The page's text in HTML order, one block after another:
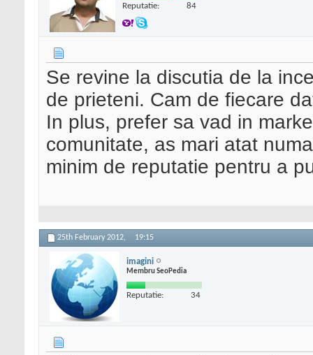
Reputatie: 84
Se revine la discutia de la
de prieteni. Cam de fiecare
In plus, prefer sa vad in
comunitate, as mari atat
minim de reputatie pentru a
25th February 2012, 19:15
imagini
Membru SeoPedia
Reputatie: 34